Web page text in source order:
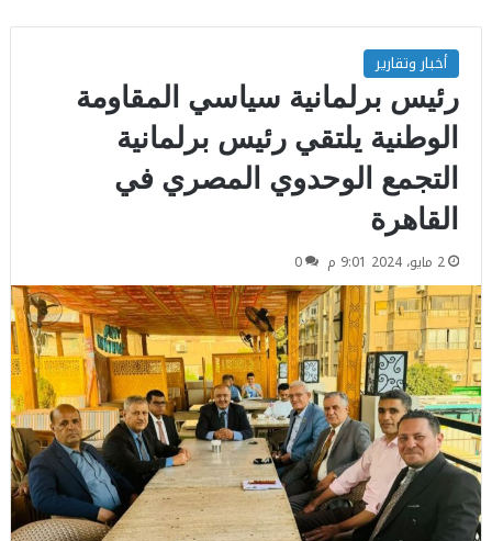
أخبار وتقارير
رئيس برلمانية سياسي المقاومة
الوطنية يلتقي رئيس برلمانية
التجمع الوحدوي المصري في
القاهرة
2 مايو، 2024 9:01 م 0